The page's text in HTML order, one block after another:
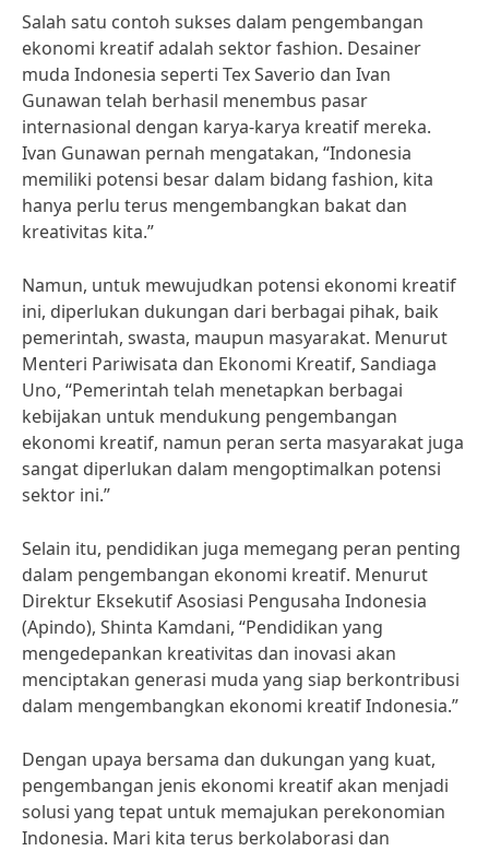
Salah satu contoh sukses dalam pengembangan
ekonomi kreatif adalah sektor fashion. Desainer
muda Indonesia seperti Tex Saverio dan Ivan
Gunawan telah berhasil menembus pasar
internasional dengan karya-karya kreatif mereka.
Ivan Gunawan pernah mengatakan, “Indonesia
memiliki potensi besar dalam bidang fashion, kita
hanya perlu terus mengembangkan bakat dan
kreativitas kita.”
Namun, untuk mewujudkan potensi ekonomi kreatif
ini, diperlukan dukungan dari berbagai pihak, baik
pemerintah, swasta, maupun masyarakat. Menurut
Menteri Pariwisata dan Ekonomi Kreatif, Sandiaga
Uno, “Pemerintah telah menetapkan berbagai
kebijakan untuk mendukung pengembangan
ekonomi kreatif, namun peran serta masyarakat juga
sangat diperlukan dalam mengoptimalkan potensi
sektor ini.”
Selain itu, pendidikan juga memegang peran penting
dalam pengembangan ekonomi kreatif. Menurut
Direktur Eksekutif Asosiasi Pengusaha Indonesia
(Apindo), Shinta Kamdani, “Pendidikan yang
mengedepankan kreativitas dan inovasi akan
menciptakan generasi muda yang siap berkontribusi
dalam mengembangkan ekonomi kreatif Indonesia.”
Dengan upaya bersama dan dukungan yang kuat,
pengembangan jenis ekonomi kreatif akan menjadi
solusi yang tepat untuk memajukan perekonomian
Indonesia. Mari kita terus berkolaborasi dan